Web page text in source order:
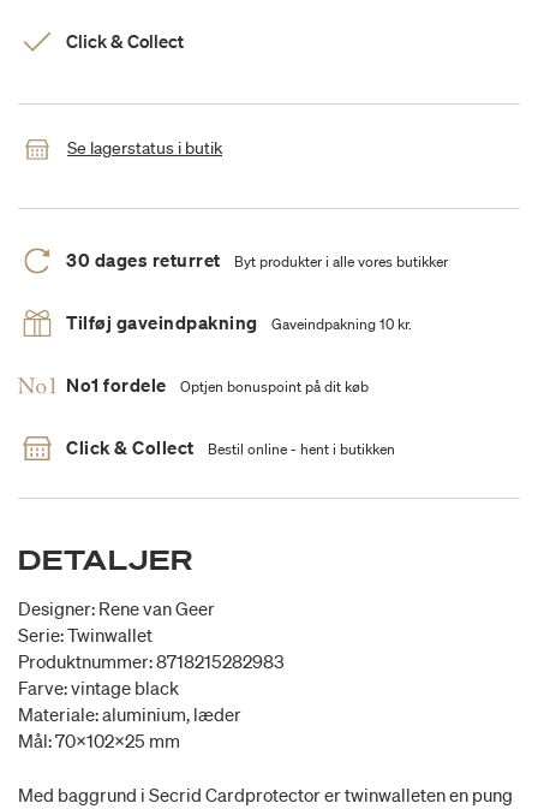
Click & Collect
Se lagerstatus i butik
30 dages returret Byt produkter i alle vores butikker
Tilføj gaveindpakning Gaveindpakning 10 kr.
No1 fordele Optjen bonuspoint på dit køb
Click & Collect Bestil online - hent i butikken
DETALJER
Designer: Rene van Geer
Serie: Twinwallet
Produktnummer: 8718215282983
Farve: vintage black
Materiale: aluminium, læder
Mål: 70x102x25 mm
Med baggrund i Secrid Cardprotector er twinwalleten en pung